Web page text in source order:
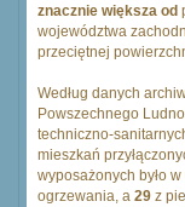
znacznie większa od
województwa
przeciętnej
Według danych
Powszechnego
techniczno-
mieszkań
wyposażonych było
ogrzewania, a 29 z